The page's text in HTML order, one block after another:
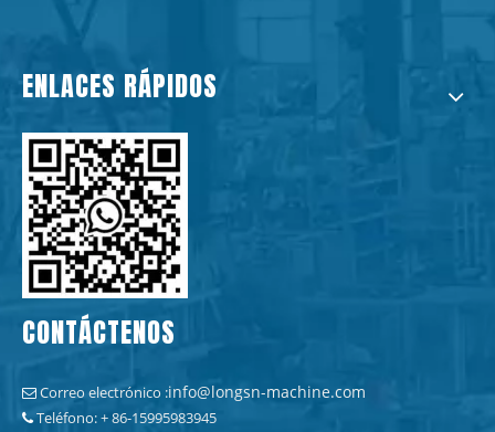
ENLACES RÁPIDOS
CONTÁCTENOS
 Correo electrónico :info@longsn-machine.com
 Teléfono: + 86-15995983945